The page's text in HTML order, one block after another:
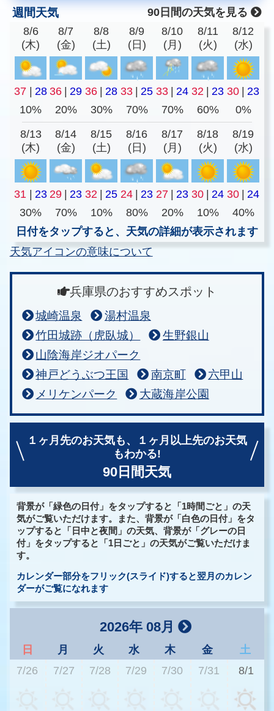
週間天気
90日間の天気を見る
8/6
(木)
8/7
(金)
8/8
(土)
8/9
(日)
8/10
(月)
8/11
(火)
8/12
(水)
37 28 36 29 36 28 33 25 33 24 32 23 30
23
10%
20% 30% 70% 70% 60% 0%
8/13
(木)
8/14
(金)
8/15
(土)
8/16
(日)
8/17
(月)
8/18
(火)
8/19
(水)
31 23 29 23 32 25 24 23 27 23 30 24 30
24
30%
70% 10% 80% 20% 10%
40%
日付をタップすると、天気の詳細が表示されます
天気アイコンの意味について
兵庫県のおすすめスポット
城崎温泉
湯村温泉
竹田城跡（虎臥城）
生野銀山
山陰海岸ジオパーク
神戸どうぶつ王国
南京町
六甲山
メリケンパーク
大蔵海岸公園
１ヶ月先のお天気も、
１ヶ月以上先のお天気
もわかる!
90日間天気
背景が「緑色の日付」をタップすると「1時間ごと」の天
気がご覧いただけます。また、背景が「白色の日付」をタ
ップすると「日中と夜間」の天気、背景が「グレーの日
付」をタップすると「1日ごと」の天気がご覧いただけま
す。
カレンダー部分をフリック(スライド)すると翌月のカレン
ダーがご覧になれます
2026年 08月
日 月 火 水 木 金
土
7/26
7/27 7/28 7/29 7/30 7/31 8/1